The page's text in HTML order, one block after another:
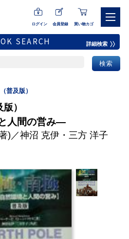
ログイン 会員登録 買い物カゴ
SEARCH 詳細検索
普及版）
版）
人間の営み―
)／神沼 克伊・ 三方 洋子